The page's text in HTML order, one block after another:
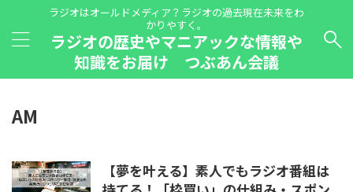
ラジオはオールドメディア？ラジオの過去現在未来をわ
かりやすく。
ラジオの歴史やマニアックな情報や
知識をお届け つぶあん会議
AM
【夢を叶える】素人でもラジオ番組は